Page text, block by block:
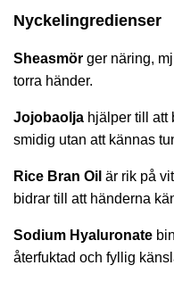
Nyckelingredienser
Sheasmör ger näring,
torra händer.
Jojobaolja hjälper till att
smidig utan att kännas
Rice Bran Oil är rik på
bidrar till att händerna
Sodium Hyaluronate
återfuktad och fyllig